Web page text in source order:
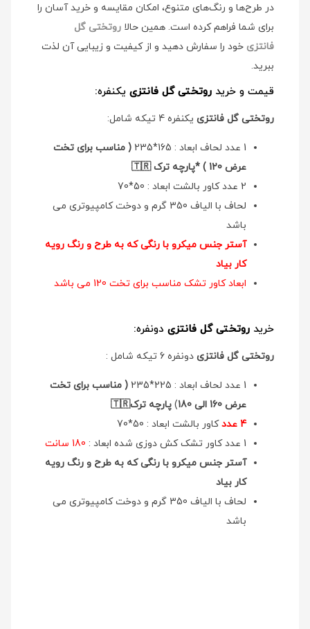
در طرح‌ها و رنگ‌های متنوع، امکان مقایسه و خرید آسان را
برای شما فراهم کرده است. همین حالا روتختی گل
فانتزی خود را سفارش دهید و از کیفیت و زیبایی آن لذت
ببرید.
قیمت و خرید روتختی گل فانتزی یکنفره:
روتختی گل فانتزی یکنفره 4 تیکه شامل:
1 عدد لحاف ابعاد : 165*235
( مناسب برای تخت
عرض 120 ) *پارچه ترک 🇹🇷
2 عدد کاور بالشت ابعاد : 50*70
لحاف با الیاف 350 گرم و دوخت کامپیوتری می
باشد
آستر جنس میکرو با رنگی که به طرح و رنگ رویه
کار بیاد
ابعاد کاور تشک مناسب برای تخت 120 می باشد
خرید روتختی گل فانتزی دونفره:
روتختی گل فانتزی دونفره 6 تیکه شامل :
1 عدد لحاف ابعاد : 225*235
( مناسب برای تخت
عرض 160 الی 180
) پارچه ترک🇹🇷
4 عدد
کاور بالشت ابعاد : 50*70
1 عدد کاور تشک کش دوزی شده ابعاد :
آستر جنس میکرو با رنگی که به طرح و رنگ رویه
کار بیاد
لحاف با الیاف 350 گرم و دوخت کامپیوتری می
باشد